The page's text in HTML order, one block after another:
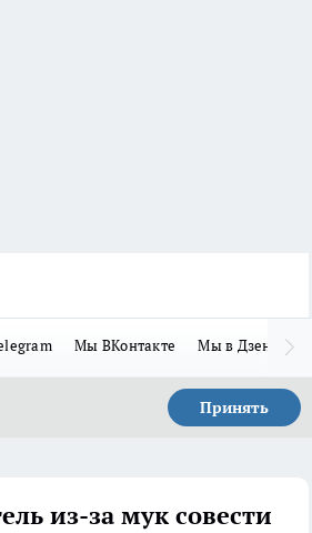
Мы ВКонтакте Мы в Дзене
Принять
из-за мук совести